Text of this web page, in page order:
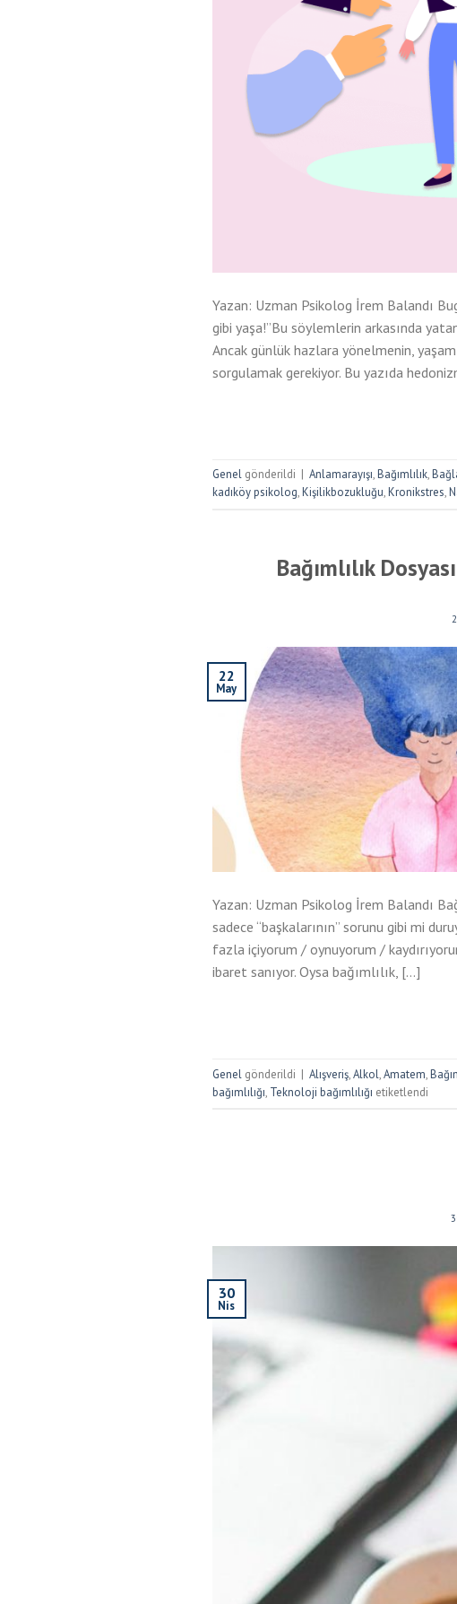
Yazan: Uzman Psikolog İrem Balandı
gibi yaşa!”Bu söylemlerin arkasında
Ancak günlük hazlara yönelmenin,
sorgulamak gerekiyor. Bu yazıda
Genel gönderildi | Anlamarayışı,Bağımlılık,
kadıköy psikolog,Kişilikbozukluğu,Kronikstres,
Bağımlılık
22
May
Yazan: Uzman Psikolog İrem Balandı
sadece “başkalarının” sorunu gibi mi
fazla içiyorum / oynuyorum /
ibaret sanıyor. Oysa bağımlılık, […]
Genel gönderildi | Alışveriş,Alkol,Amatem,
bağımlılığı, Teknoloji bağımlılığı etiketlendi
30
Nis